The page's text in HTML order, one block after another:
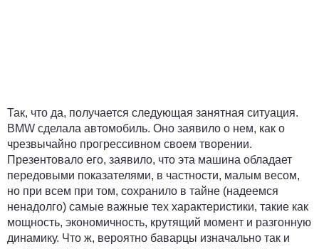
Так, что да, получается следующая занятная ситуация.
BMW сделала автомобиль. Оно заявило о нем, как о
чрезвычайно прогрессивном своем творении.
Презентовало его, заявило, что эта машина обладает
передовыми показателями, в частности, малым весом,
но при всем при том, сохранило в тайне (надеемся
ненадолго) самые важные тех характеристики, такие как
мощность, экономичность, крутящий момент и разгонную
динамику. Что ж, вероятно баварцы изначально так и